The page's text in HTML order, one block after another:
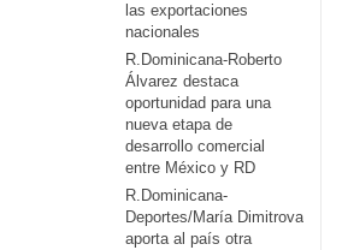
las exportaciones
nacionales
R.Dominicana-Roberto
Álvarez destaca
oportunidad para una
nueva etapa de
desarrollo comercial
entre México y RD
R.Dominicana-
Deportes/María Dimitrova
aporta al país otra